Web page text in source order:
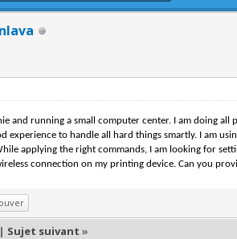
and running a small computer center. I am doing
experience to handle all hard things smartly. I am
applying the right commands, I am looking for
connection on my printing device. Can you
| Sujet suivant »